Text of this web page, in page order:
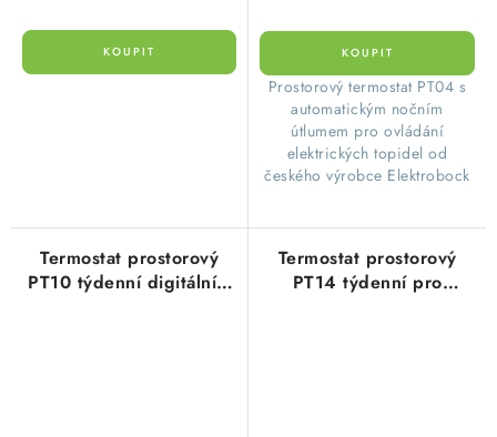
​Prostorový termostat PT04 s
automatickým nočním
útlumem pro ovládání
elektrických topidel od
českého výrobce Elektrobock
Termostat prostorový
PT10 týdenní digitální s
Termostat prostorový
PT14 týdenní pro